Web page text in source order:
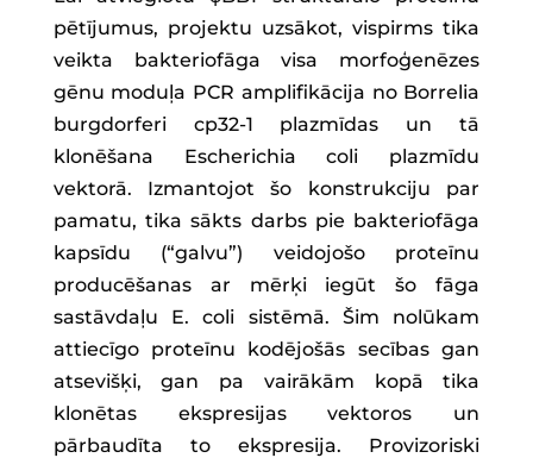
pētījumus, projektu uzsākot, vispirms tika
veikta bakteriofāga visa morfoģenēzes
gēnu moduļa PCR amplifikācija no Borrelia
burgdorferi cp32-1 plazmīdas un tā
klonēšana Escherichia coli plazmīdu
vektorā. Izmantojot šo konstrukciju par
pamatu, tika sākts darbs pie bakteriofāga
kapsīdu (“galvu”) veidojošo proteīnu
producēšanas ar mērķi iegūt šo fāga
sastāvdaļu E. coli sistēmā. Šim nolūkam
attiecīgo proteīnu kodējošās secības gan
atsevišķi, gan pa vairākām kopā tika
klonētas ekspresijas vektoros un
pārbaudīta to ekspresija. Provizoriski